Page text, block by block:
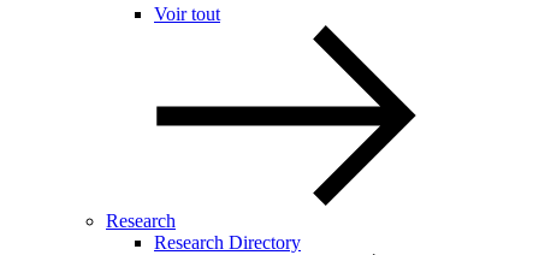
Voir tout
Research
Research Directory